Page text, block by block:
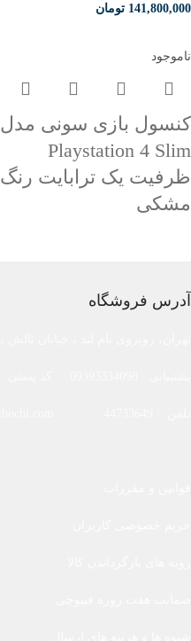
141,800,000 تومان
ناموجود
کنسول بازی سونی مدل
Playstation 4 Slim
ظرفیت یک ترابایت رنگ
مشکی
آدرس فروشگاه